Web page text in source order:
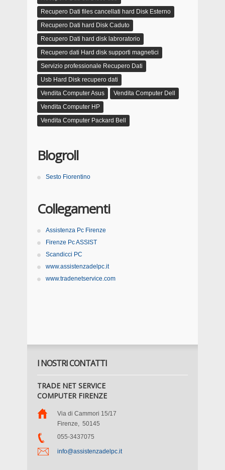
Recupero Dati files cancellati hard Disk Esterno
Recupero Dati hard Disk Caduto
Recupero Dati hard disk labroratorio
Recupero dati Hard disk supporti magnetici
Servizio professionale Recupero Dati
Usb Hard Disk recupero dati
Vendita Computer Asus
Vendita Computer Dell
Vendita Computer HP
Vendita Computer Packard Bell
Blogroll
Sesto Fiorentino
Collegamenti
Assistenza Pc Firenze
Firenze Pc ASSIST
Scandicci PC
www.assistenzadelpc.it
www.tradenetservice.com
I NOSTRI CONTATTI
TRADE NET SERVICE
COMPUTER FIRENZE
Via di Cammori 15/17
Firenze, 50145
055-3437075
info@assistenzadelpc.it